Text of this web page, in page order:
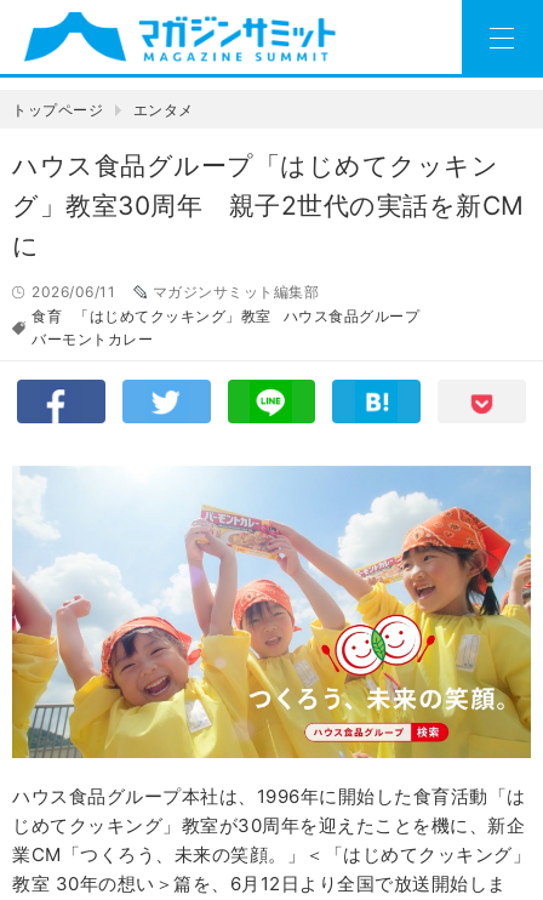
トップページ エンタメ
ハウス食品グループ「はじめてクッキン
グ」教室30周年 親子2世代の実話を新CM
に
2026/06/11
マガジンサミット編集部
食育
「はじめてクッキング」教室
ハウス食品グループ
バーモントカレー
ハウス食品グループ本社は、1996年に開始した食育活動「は
じめてクッキング」教室が30周年を迎えたことを機に、新企
業CM「つくろう、未来の笑顔。」＜「はじめてクッキング」
教室 30年の想い＞篇を、6月12日より全国で放送開始しま